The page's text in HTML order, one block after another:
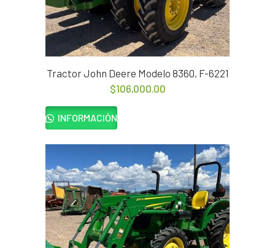
Tractor John Deere Modelo 8360, F-6221
$106,000.00
INFORMACIÓN